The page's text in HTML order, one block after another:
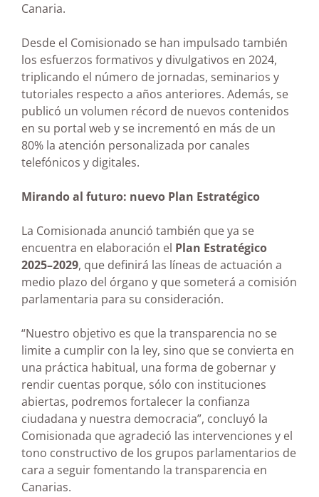
Canaria.
Desde el Comisionado se han impulsado también
los esfuerzos formativos y divulgativos en 2024,
triplicando el número de jornadas, seminarios y
tutoriales respecto a años anteriores. Además, se
publicó un volumen récord de nuevos contenidos
en su portal web y se incrementó en más de un
80% la atención personalizada por canales
telefónicos y digitales.
Mirando al futuro: nuevo Plan Estratégico
La Comisionada anunció también que ya se
encuentra en elaboración el Plan Estratégico
2025–2029, que definirá las líneas de actuación a
medio plazo del órgano y que someterá a comisión
parlamentaria para su consideración.
“Nuestro objetivo es que la transparencia no se
limite a cumplir con la ley, sino que se convierta en
una práctica habitual, una forma de gobernar y
rendir cuentas porque, sólo con instituciones
abiertas, podremos fortalecer la confianza
ciudadana y nuestra democracia”, concluyó la
Comisionada que agradeció las intervenciones y el
tono constructivo de los grupos parlamentarios de
cara a seguir fomentando la transparencia en
Canarias.